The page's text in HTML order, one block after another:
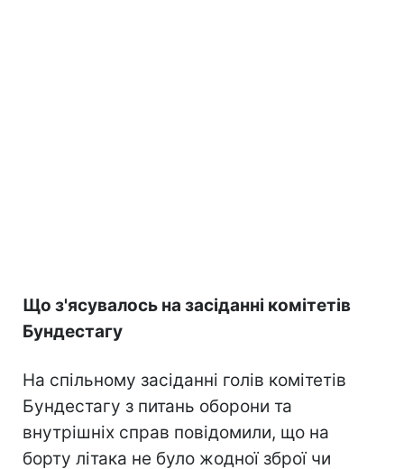
Що з'ясувалось на засіданні комітетів
Бундестагу
На спільному засіданні голів комітетів
Бундестагу з питань оборони та
внутрішніх справ повідомили, що на
борту літака не було жодної зброї чи